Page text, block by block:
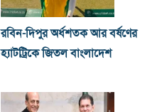
রবিন-দিপুর অর্ধশতক আর বর্ষণের
হ্যাটট্রিকে জিতল বাংলাদেশ